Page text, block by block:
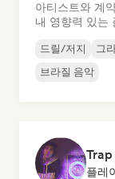
아티스트와 계
내 영향력 있는
드릴/저지 그
브라질 음악
플레